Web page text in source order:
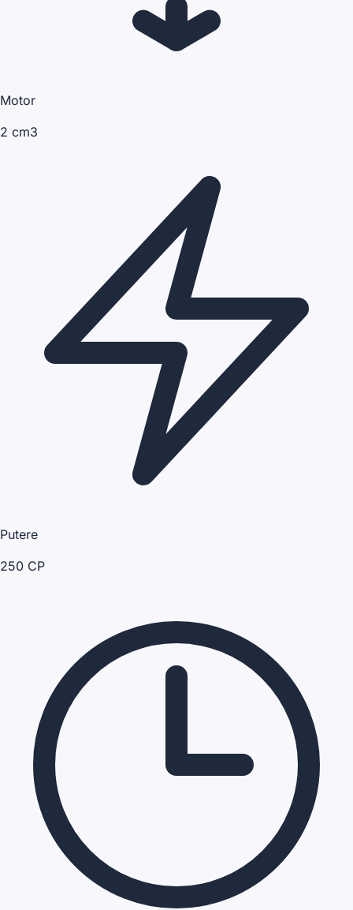
Motor
2 cm3
Putere
250 CP